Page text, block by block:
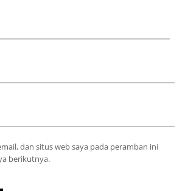
dan situs web saya pada peramban ini
berikutnya.